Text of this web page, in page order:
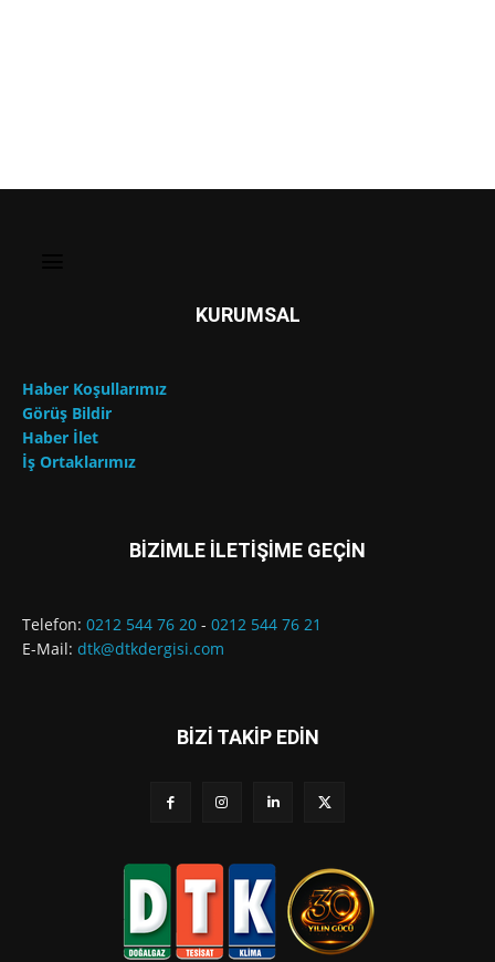
KURUMSAL
Haber Koşullarımız
Görüş Bildir
Haber İlet
İş Ortaklarımız
BİZİMLE İLETİŞİME GEÇİN
Telefon: 0212 544 76 20 - 0212 544 76 21
E-Mail: dtk@dtkdergisi.com
BİZİ TAKİP EDİN